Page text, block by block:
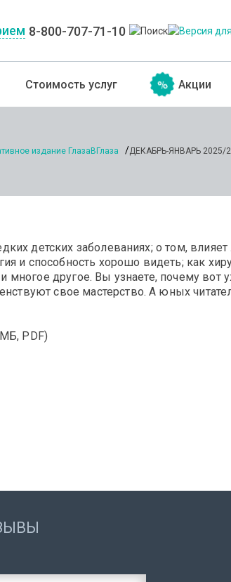
8-800-707-71-10
Стоимость услуг Акции
издание ГлазаВГлаза ДЕКАБРЬ-ЯНВАРЬ 2025/
детских заболеваниях; о том, влияет
и способность хорошо видеть; как
многое другое. Вы узнаете, почему вот
свое мастерство. А юных
PDF)